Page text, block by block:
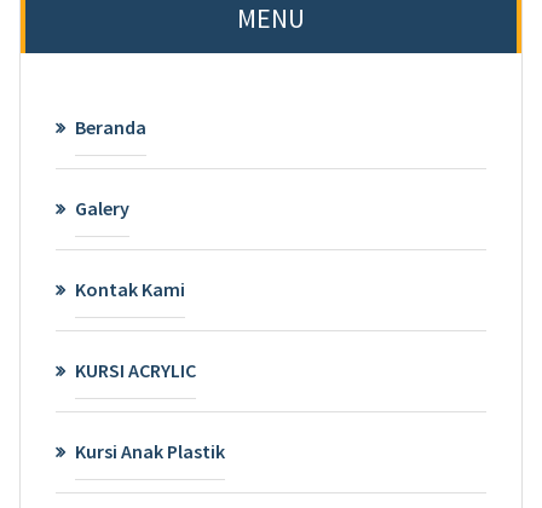
MENU
Beranda
Galery
Kontak Kami
KURSI ACRYLIC
Kursi Anak Plastik